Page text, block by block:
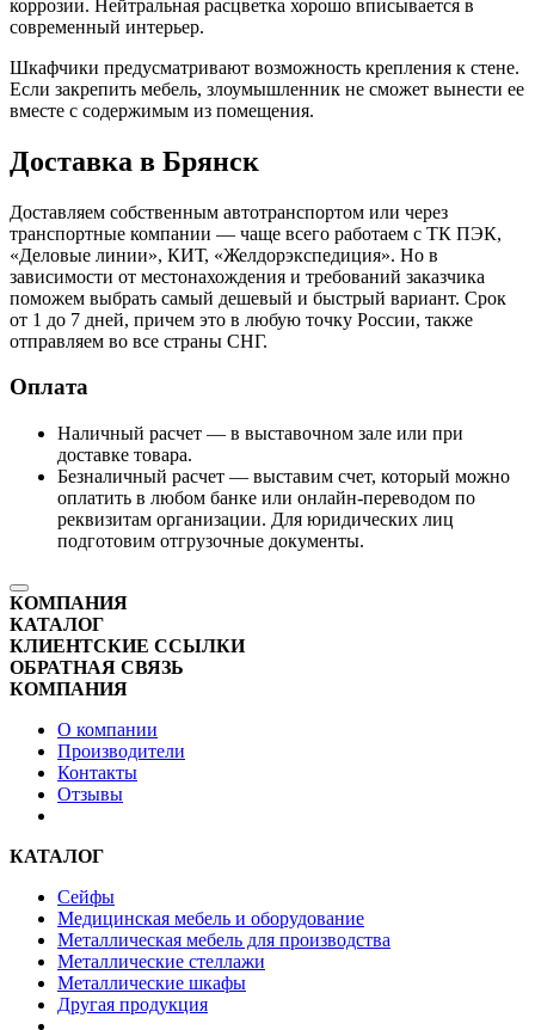
коррозии. Нейтральная расцветка хорошо вписывается в
современный интерьер.
Шкафчики предусматривают возможность крепления к стене.
Если закрепить мебель, злоумышленник не сможет вынести ее
вместе с содержимым из помещения.
Доставка в Брянск
Доставляем собственным автотранспортом или через
транспортные компании — чаще всего работаем с ТК ПЭК,
«Деловые линии», КИТ, «Желдорэкспедиция». Но в
зависимости от местонахождения и требований заказчика
поможем выбрать самый дешевый и быстрый вариант. Срок
от 1 до 7 дней, причем это в любую точку России, также
отправляем во все страны СНГ.
Оплата
Наличный расчет — в выставочном зале или при
доставке товара.
Безналичный расчет — выставим счет, который можно
оплатить в любом банке или онлайн-переводом по
реквизитам организации. Для юридических лиц
подготовим отгрузочные документы.
КОМПАНИЯ
КАТАЛОГ
КЛИЕНТСКИЕ ССЫЛКИ
ОБРАТНАЯ СВЯЗЬ
КОМПАНИЯ
О компании
Производители
Контакты
Отзывы
КАТАЛОГ
Сейфы
Медицинская мебель и оборудование
Металлическая мебель для производства
Металлические стеллажи
Металлические шкафы
Другая продукция